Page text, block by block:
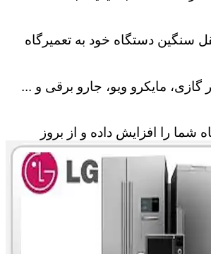
سنگین دستگاه خود به تعمیرگاه
مایکرو ویو، جارو برقی و ...
را افزایش داده و از بروز